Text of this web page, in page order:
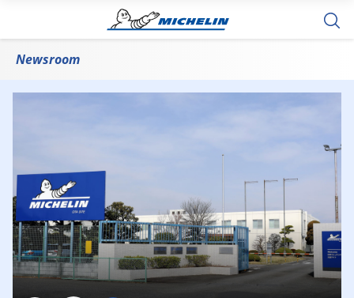
Newsroom